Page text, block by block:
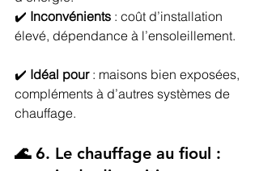
✔️ Inconvénients : coût d’installation
élevé, dépendance à l’ensoleillement.
✔️ Idéal pour : maisons bien exposées,
compléments à d’autres systèmes de
chauffage.
🌊 6. Le chauffage au fioul :